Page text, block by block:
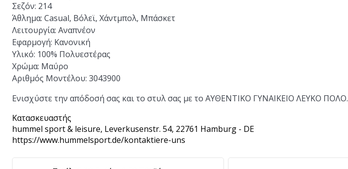
Σεζόν: 214
Άθλημα: Casual, Βόλεϊ, Χάντμπολ, Μπάσκετ
Λειτουργία: Αναπνέον
Εφαρμογή: Κανονική
Υλικό: 100% Πολυεστέρας
Χρώμα: Μαύρο
Αριθμός Μοντέλου: 3043900
Ενισχύστε την απόδοσή σας και το στυλ σας με το ΑΥΘΕΝΤΙΚΟ ΓΥΝΑΙΚΕΙΟ ΛΕΥΚΟ ΠΟΛΟ.
Κατασκευαστής
hummel sport & leisure, Leverkusenstr. 54, 22761 Hamburg - DE
https://www.hummelsport.de/kontaktiere-uns